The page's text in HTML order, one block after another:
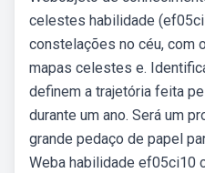
celestes habilidade
constelações no céu, com
mapas celestes e.
definem a trajetória feita
durante um ano. Será um
grande pedaço de papel
Weba habilidade ef05ci10